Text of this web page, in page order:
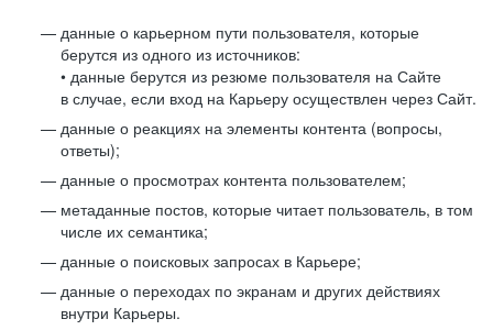
данные о карьерном пути пользователя, которые
берутся из одного из источников:
• данные берутся из резюме пользователя на Сайте
в случае, если вход на Карьеру осуществлен через Сайт.
данные о реакциях на элементы контента (вопросы,
ответы);
данные о просмотрах контента пользователем;
метаданные постов, которые читает пользователь, в том
числе их семантика;
данные о поисковых запросах в Карьере;
данные о переходах по экранам и других действиях
внутри Карьеры.